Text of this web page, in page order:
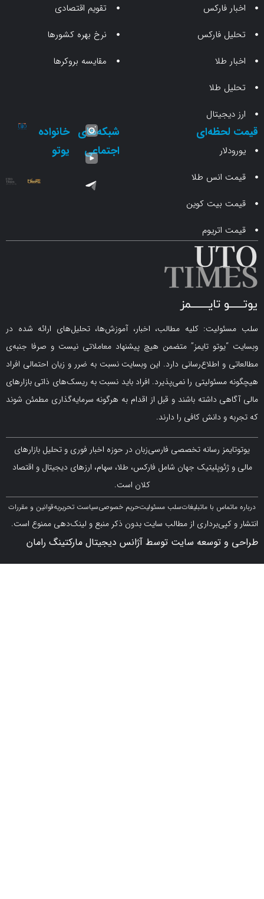
فارکس
فارکس
تقویم اقتصادی
نرخ بهره کشورها
مقایسه بروکرها
انس طلا
بیت کوین
شبکه‌های خانواده
یوتو
کلیه مطالب، اخبار، آموزش‌ها، تحلیل‌های ارائه شده در
تایمز” متضمن هیچ پیشنهاد معاملاتی نیست و صرفا جنبه‌ی
اطلاع‌رسانی دارد. این وبسایت نسبت به ضرر و زیان احتمالی افراد
را نمی‌پذیرد. افراد باید نسبت به ریسک‌های ذاتی بازارهای
داشته باشند و قبل از اقدام به هرگونه سرمایه‌گذاری مطمئن شوند
دانش کافی را دارند.
رسانه تخصصی فارسی‌زبان در حوزه اخبار فوری و تحلیل بازارهای
جهان شامل فارکس، طلا، سهام، ارزهای دیجیتال و اقتصاد
با ما تبلیغاتسلب مسئولیتحریم خصوصیسیاست تحریریهقوانین و مقررات
از مطالب سایت بدون ذکر منبع و لینک‌دهی ممنوع است.
سایت توسط آژانس دیجیتال مارکتینگ رامان